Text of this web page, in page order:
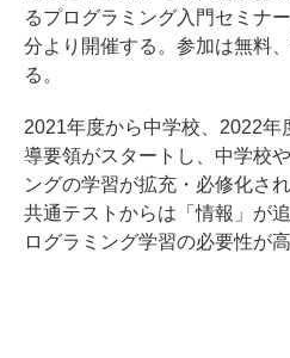
るプログラミング入門セミナ
分より開催する。参加は無料
る。
2021年度から中学校、2022年
導要領がスタートし、中学校
ングの学習が拡充・必修化さ
共通テストからは「情報」が
ログラミング学習の必要性が